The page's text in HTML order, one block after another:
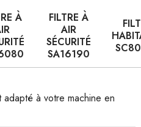
À
FILTRE À
AIR
SÉCURITÉ
SA16190
à votre machine en